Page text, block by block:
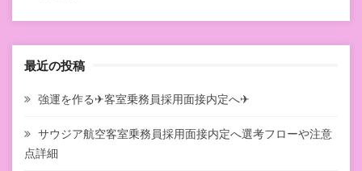
最近の投稿
強運を作る✈客室乗務員採用面接内定へ✈
サウジア航空客室乗務員採用面接内定へ選考フローや注意
点詳細